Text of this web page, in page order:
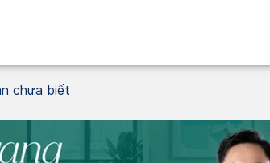
chưa biết